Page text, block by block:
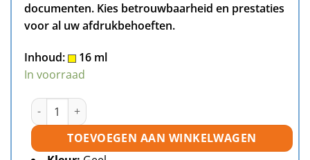
documenten. Kies betrouwbaarheid en prestaties
voor al uw afdrukbehoeften.
Inhoud:
16 ml
In voorraad
Brother LC125 Y inktcartridge geel huismerk aantal
TOEVOEGEN AAN WINKELWAGEN